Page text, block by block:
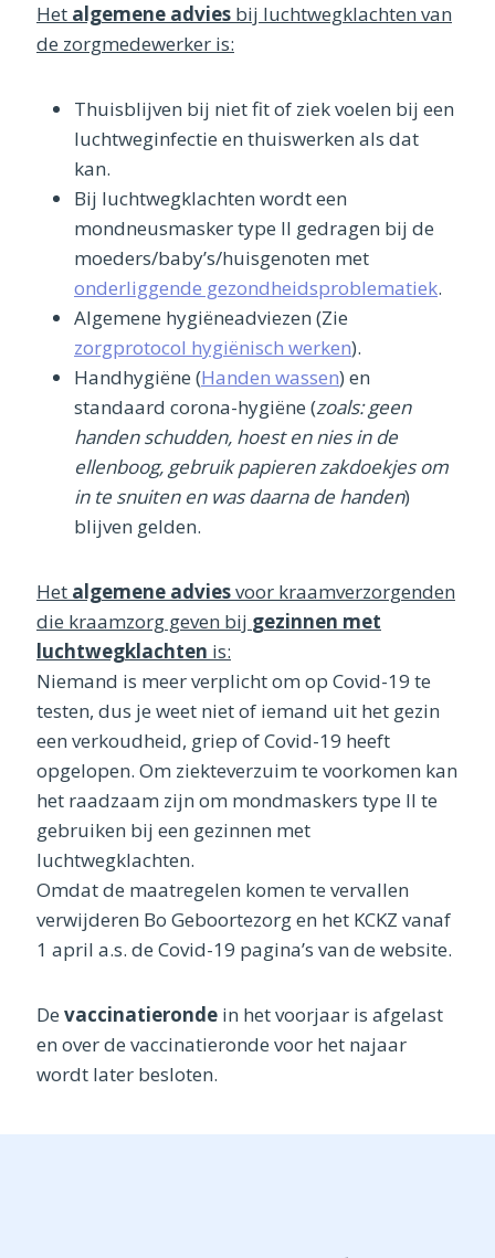
Het algemene advies bij luchtwegklachten van
de zorgmedewerker is:
Thuisblijven bij niet fit of ziek voelen bij een
luchtweginfectie en thuiswerken als dat
kan.
Bij luchtwegklachten wordt een
mondneusmasker type II gedragen bij de
moeders/baby’s/huisgenoten met
onderliggende gezondheidsproblematiek.
Algemene hygiëneadviezen (Zie
zorgprotocol hygiënisch werken).
Handhygiëne (Handen wassen) en
standaard corona-hygiëne (zoals: geen
handen schudden, hoest en nies in de
ellenboog, gebruik papieren zakdoekjes om
in te snuiten en was daarna de handen)
blijven gelden.
Het algemene adviesvoor kraamverzorgenden
die kraamzorg geven bij gezinnen met
luchtwegklachten is:
Niemand is meer verplicht om op Covid-19 te
testen, dus je weet niet of iemand uit het gezin
een verkoudheid, griep of Covid-19 heeft
opgelopen. Om ziekteverzuim te voorkomen kan
het raadzaam zijn om mondmaskers type II te
gebruiken bij een gezinnen met
luchtwegklachten.
Omdat de maatregelen komen te vervallen
verwijderen Bo Geboortezorg en het KCKZ vanaf
1 april a.s. de Covid-19 pagina’s van de website.
De vaccinatieronde in het voorjaar is afgelast
en over de vaccinatieronde voor het najaar
wordt later besloten.